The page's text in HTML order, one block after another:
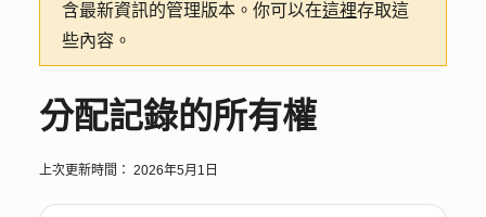
含最新資訊的管理版本。你可以在這裡存取這
些內容。
分配記錄的所有權
上次更新時間： 2026年5月1日